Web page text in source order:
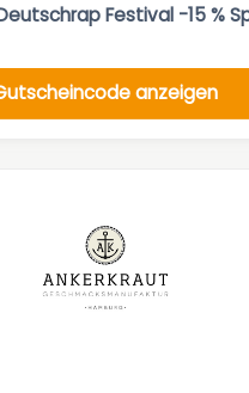
Deutschrap Festival -15 %
anzeigen